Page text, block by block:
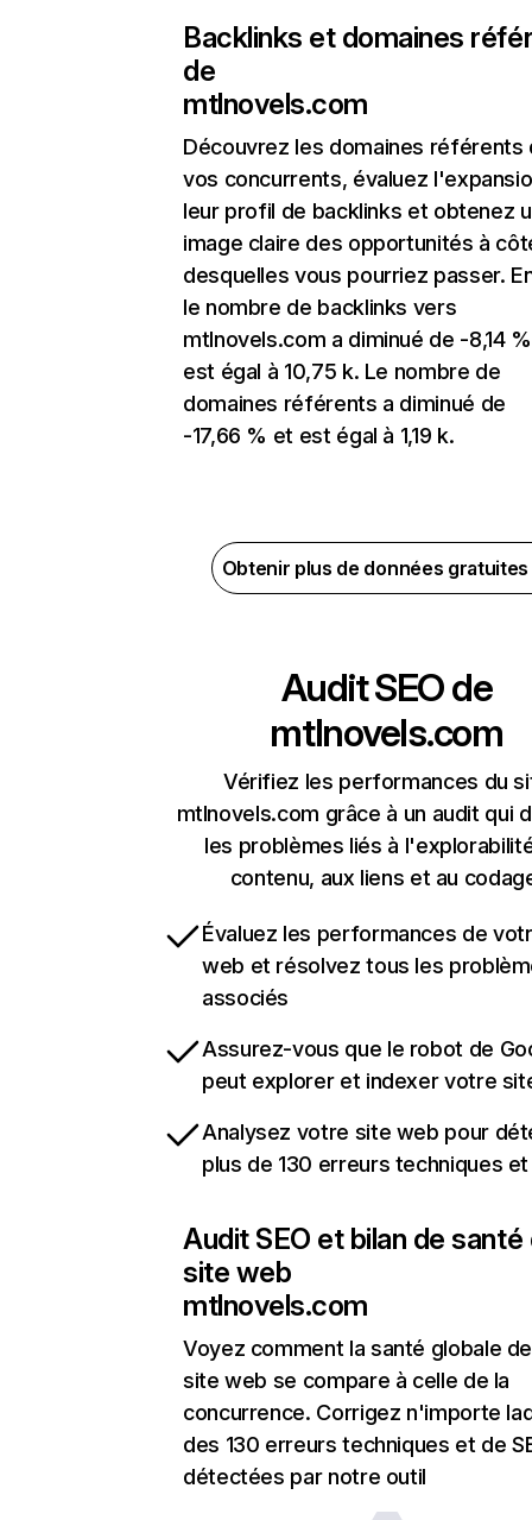
Backlinks et domaines
de
mtlnovels.com
Découvrez les domaines référents
vos concurrents, évaluez
leur profil de backlinks et obtenez
image claire des opportunités à
desquelles vous pourriez passer.
le nombre de backlinks vers
mtlnovels.com a diminué de -8,14
est égal à 10,75 k. Le nombre de
domaines référents a diminué de
-17,66 % et est égal à 1,19 k.
Obtenir plus de données
Audit SEO de
mtlnovels.com
Vérifiez les performances du
mtlnovels.com grâce à un audit qui
les problèmes liés à
contenu, aux liens et au
Évaluez les performances de
web et résolvez tous les
associés
Assurez-vous que le robot de
peut explorer et indexer votre
Analysez votre site web pour
plus de 130 erreurs techniques et
Audit SEO et bilan de santé
site web
mtlnovels.com
Voyez comment la santé globale
site web se compare à celle de la
concurrence. Corrigez n'importe
des 130 erreurs techniques et de
détectées par notre outil